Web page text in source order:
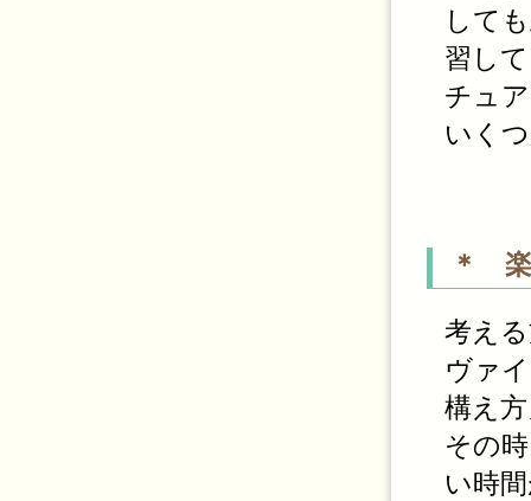
して
習し
チュ
いく
＊ 楽
考え
ヴァ
構え
その
い時